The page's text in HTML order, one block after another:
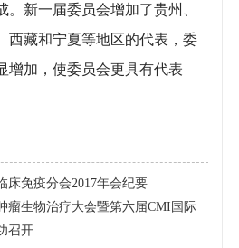
。新一届委员会增加了贵州、
西藏和宁夏等地区的代表，委
增加，使委员会更具有代表
床免疫分会2017年会纪要
瘤生物治疗大会暨第六届CMI国际
召开